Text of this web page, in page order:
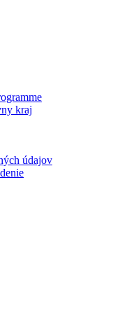
kraj
údajov